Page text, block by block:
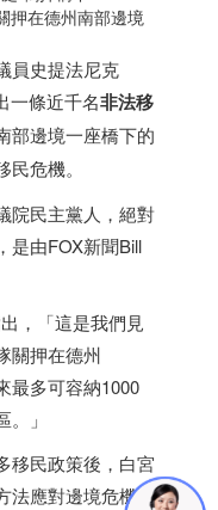
押在德州南部邊境
員史提法尼克
一條近千名非法移
部邊境一座橋下的
危機。
院民主黨人，絕對
是由FOX新聞Bill
，「這是我們見
關押在德州
最多可容納1000
」
移民政策後，白宮
法應對邊境危機。